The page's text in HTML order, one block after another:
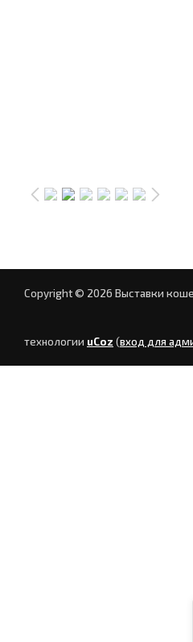
Copyright © 2026 Выставки
технологии uCoz (вход для